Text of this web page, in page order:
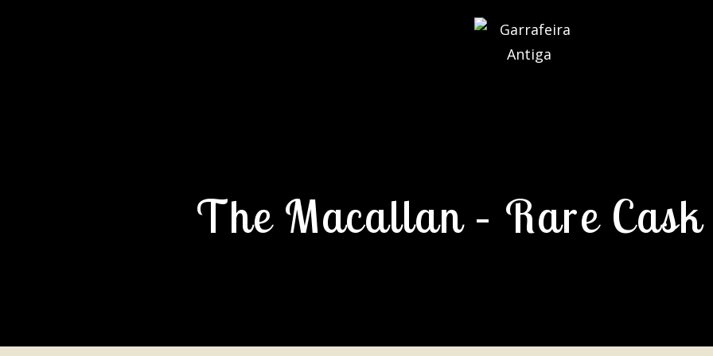
The Macallan – Rare Cask